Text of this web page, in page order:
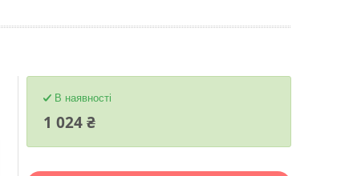
В наявності
1 024 ₴